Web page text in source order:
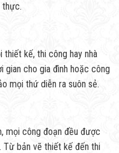
thực.
kế, thi công hay nhà
gian cho gia đình hoặc công
mọi thứ diễn ra suôn sẻ.
mọi công đoạn đều được
bản vẽ thiết kế đến thi